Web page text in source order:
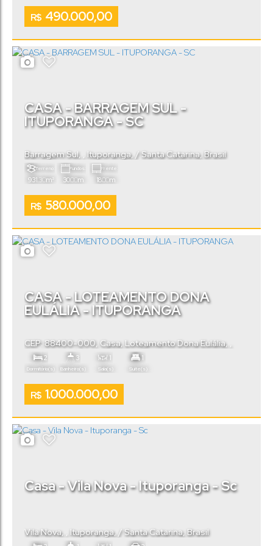
R$ 490.000,00
.00 m²
R$ 580.000,00
CASA - BARRAGEM SUL -
ITUPORANGA - SC
Barragem Sul Ituporanga, Santa Catarina, Brasil
Terreno:
931.30m²
Fundos:
30.00m
Frente:
18.00m
R$ 1.000.000,00
CASA - LOTEAMENTO DONA
EULÁLIA - ITUPORANGA
CEP: 88400-000, Casa, Loteamento Dona Eulália
Ituporanga, Santa Catarina,Brasil
2
Dormitório(s)
3
Banheiro(s)
1
Sala(s)
1
Suíte(s)
Vaga(s)
Casa - Vila Nova - Ituporanga - Sc
Vila Nova Ituporanga, Santa Catarina, Brasil